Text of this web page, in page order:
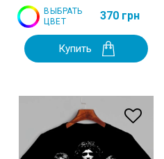
ВЫБРАТЬ
ЦВЕТ
370 грн
Купить